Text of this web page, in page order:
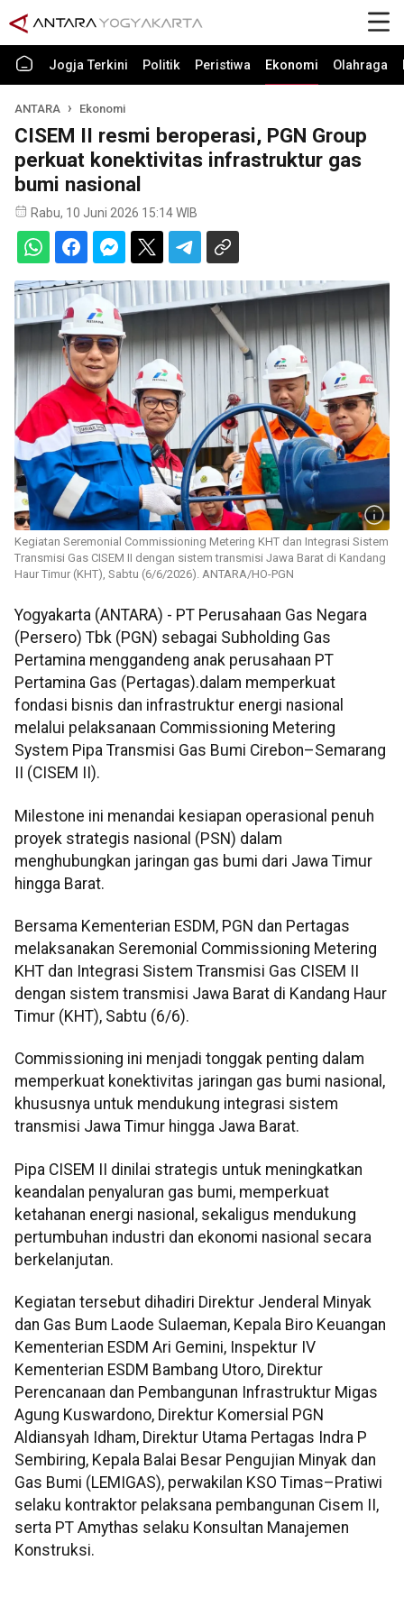
Jogja Terkini Politik Peristiwa Ekonomi Olahraga
ANTARA Ekonomi
CISEM II resmi beroperasi, PGN Group
perkuat konektivitas infrastruktur gas
bumi nasional
Rabu, 10 Juni 2026 15:14 WIB
Kegiatan Seremonial Commissioning Metering KHT dan Integrasi Sistem
Transmisi Gas CISEM II dengan sistem transmisi Jawa Barat di Kandang
Haur Timur (KHT), Sabtu (6/6/2026). ANTARA/HO-PGN
Yogyakarta (ANTARA) - PT Perusahaan Gas Negara
(Persero) Tbk (PGN) sebagai Subholding Gas
Pertamina menggandeng anak perusahaan PT
Pertamina Gas (Pertagas).dalam memperkuat
fondasi bisnis dan infrastruktur energi nasional
melalui pelaksanaan Commissioning Metering
System Pipa Transmisi Gas Bumi Cirebon–Semarang
II (CISEM II).
Milestone ini menandai kesiapan operasional penuh
proyek strategis nasional (PSN) dalam
menghubungkan jaringan gas bumi dari Jawa Timur
hingga Barat.
Bersama Kementerian ESDM, PGN dan Pertagas
melaksanakan Seremonial Commissioning Metering
KHT dan Integrasi Sistem Transmisi Gas CISEM II
dengan sistem transmisi Jawa Barat di Kandang Haur
Timur (KHT), Sabtu (6/6).
Commissioning ini menjadi tonggak penting dalam
memperkuat konektivitas jaringan gas bumi nasional,
khususnya untuk mendukung integrasi sistem
transmisi Jawa Timur hingga Jawa Barat.
Pipa CISEM II dinilai strategis untuk meningkatkan
keandalan penyaluran gas bumi, memperkuat
ketahanan energi nasional, sekaligus mendukung
pertumbuhan industri dan ekonomi nasional secara
berkelanjutan.
Kegiatan tersebut dihadiri Direktur Jenderal Minyak
dan Gas Bum Laode Sulaeman, Kepala Biro Keuangan
Kementerian ESDM Ari Gemini, Inspektur IV
Kementerian ESDM Bambang Utoro, Direktur
Perencanaan dan Pembangunan Infrastruktur Migas
Agung Kuswardono, Direktur Komersial PGN
Aldiansyah Idham, Direktur Utama Pertagas Indra P
Sembiring, Kepala Balai Besar Pengujian Minyak dan
Gas Bumi (LEMIGAS), perwakilan KSO Timas–Pratiwi
selaku kontraktor pelaksana pembangunan Cisem II,
serta PT Amythas selaku Konsultan Manajemen
Konstruksi.